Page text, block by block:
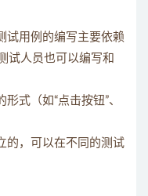
试用例的编写主要依赖
试人员也可以编写和
式（如“点击按钮”、
的，可以在不同的测试